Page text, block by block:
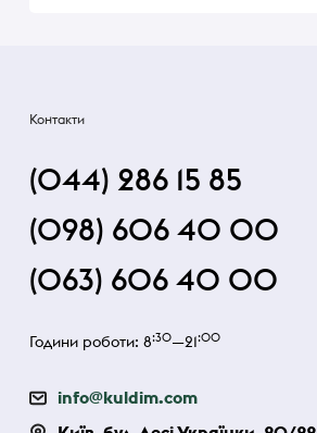
Контакти
(044) 286 15 85
(098) 606 40 00
(063) 606 40 00
Години роботи: 8:30—21:00
info@kuldim.com